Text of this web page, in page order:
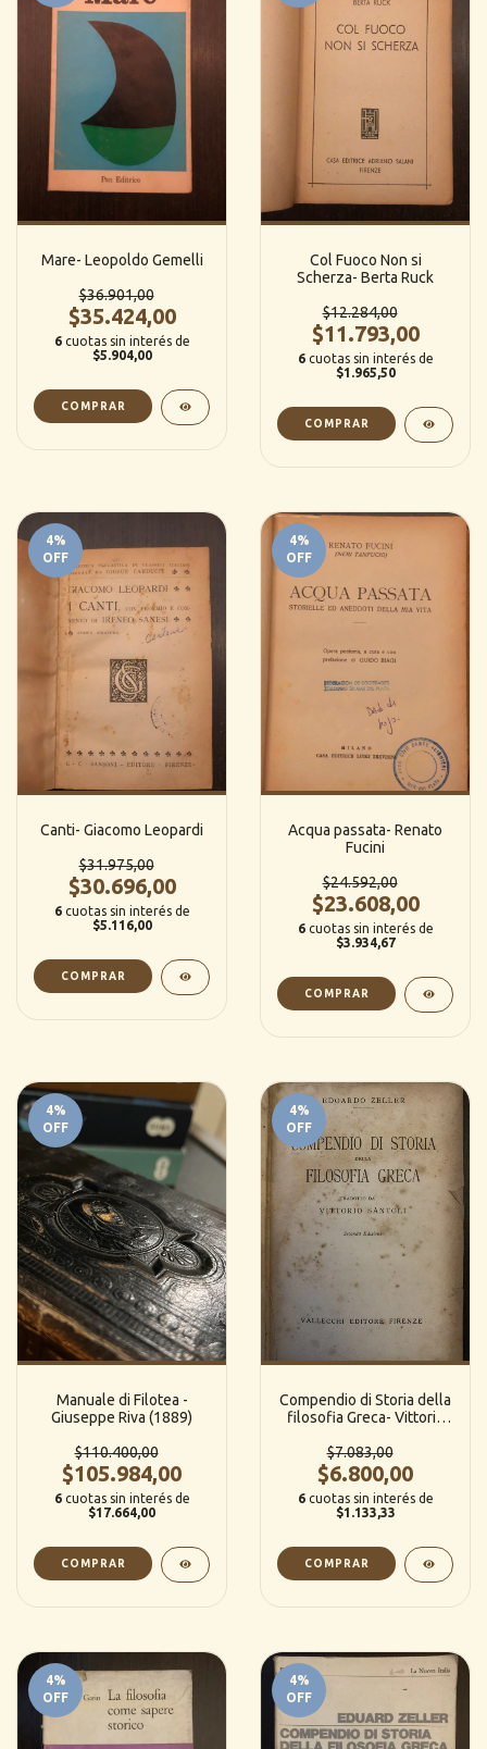
Mare- Leopoldo Gemelli
$36.901,00
$35.424,00
6 cuotas sin interés de
$5.904,00
Col Fuoco Non si
Scherza- Berta Ruck
$12.284,00
$11.793,00
6 cuotas sin interés de
$1.965,50
4%
OFF
Canti- Giacomo Leopardi
$31.975,00
$30.696,00
6 cuotas sin interés de
$5.116,00
4%
OFF
Acqua passata- Renato
Fucini
$24.592,00
$23.608,00
6 cuotas sin interés de
$3.934,67
4%
OFF
Manuale di Filotea -
Giuseppe Riva (1889)
$110.400,00
$105.984,00
6 cuotas sin interés de
$17.664,00
4%
OFF
Compendio di Storia della
filosofia Greca- Vittorio
$7.083,00
$6.800,00
6 cuotas sin interés de
$1.133,33
4%
OFF
4%
OFF